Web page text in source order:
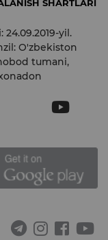
SHARTLARI
yil.
O'zbekiston
tumani,